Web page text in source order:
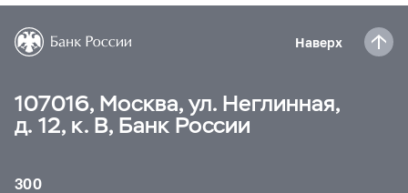
Наверх
107016, Москва, ул. Неглинная,
д. 12, к. В, Банк России
300